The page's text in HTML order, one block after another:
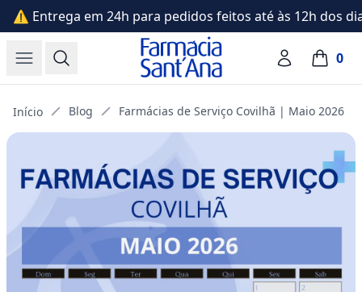
⚠️ Entrega em 24h para pedidos feitos até às 12h dos
Open menu
Search
Farmácia Sant'Ana
Account 0
items
Início Blog Farmácias de Serviço Covilhã | Maio 2026